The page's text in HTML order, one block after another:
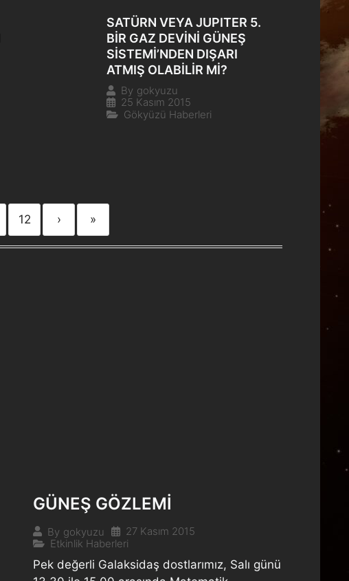
SATÜRN VEYA JUPITER 5.
BİR GAZ DEVİNİ GÜNEŞ
SİSTEMİ’NDEN DIŞARI
ATMIŞ OLABİLİR Mİ?
By gokyuzu
25 Kasım 2015
Gökyüzü Haberleri
12 › »
GÜNEŞ GÖZLEMİ
By gokyuzu
27 Kasım 2015
Etkinlik Haberleri
Pek değerli Galaksidaş dostlarımız, Salı günü